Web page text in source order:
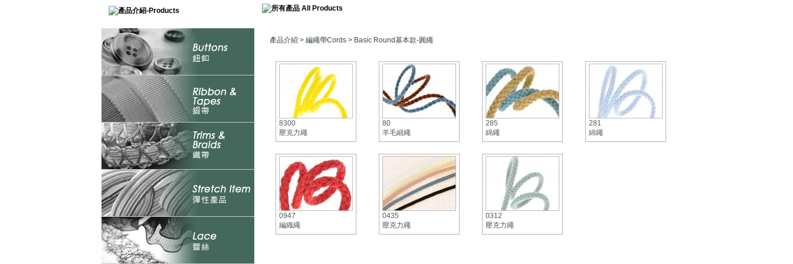
產品介紹 > 編繩帶Cords > Basic Round基本款-圓繩
8300
壓克力繩
80
羊毛細繩
285
綿繩
281
綿繩
0947
編織繩
0435
壓克力繩
0312
壓克力繩